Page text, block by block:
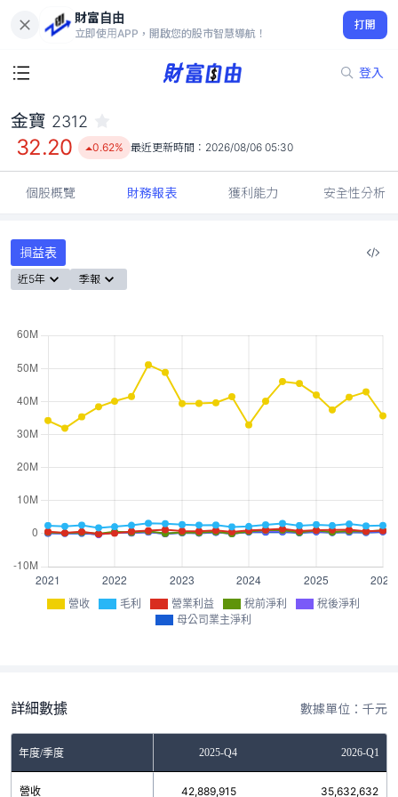
財富自由
立即使用APP，開啟您的股市智慧導航！
打開
登入
32.20
0.62%
金寶 2312
32.20 0.62% 最近更新時間： 2026/08/06 05:30
個股概覽 財務報表 獲利能力 安全性分析
損益表
近5年 季報
營收 毛利 營業利益 稅前淨利
稅後淨利
母公司業主淨利
詳細數據 數據單位：千元
年度/季度2025-Q3 2025-Q4 2026-Q1
營收 42,889,915 35,632,632